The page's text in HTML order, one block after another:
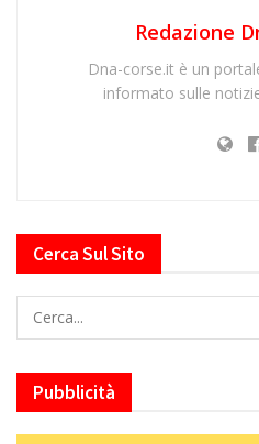
Redazione
Dna-corse.it è un
informato sulle
Cerca Sul Sito
Pubblicità